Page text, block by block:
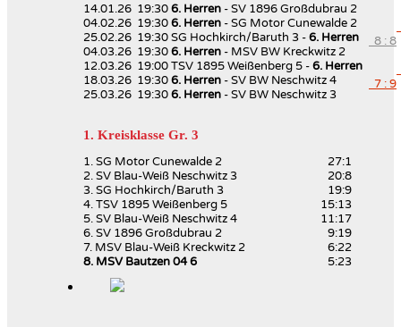
14.01.26 19:306. Herren - SV 1896 Großdubrau 2
04.02.26 19:306. Herren - SG Motor Cunewalde 2
25.02.26 19:30 SG Hochkirch/Baruth 3 -6. Herren 8 : 8
04.03.26 19:306. Herren - MSV BW Kreckwitz 2
12.03.26 19:00 TSV 1895 Weißenberg 5 -6. Herren
18.03.26 19:306. Herren - SV BW Neschwitz 4 7 : 9
25.03.26 19:306. Herren - SV BW Neschwitz 3
1. Kreisklasse Gr. 3
1. SG Motor Cunewalde 2
27:1
2. SV Blau-Weiß Neschwitz 3
20:8
3. SG Hochkirch/Baruth 3
19:9
4. TSV 1895 Weißenberg 5
15:13
5. SV Blau-Weiß Neschwitz 4
11:17
6. SV 1896 Großdubrau 2
9:19
7. MSV Blau-Weiß Kreckwitz 2
6:22
8. MSV Bautzen 04 6
5:23